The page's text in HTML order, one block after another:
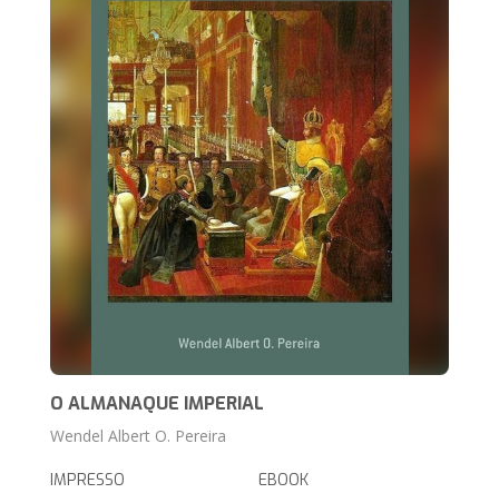
O ALMANAQUE IMPERIAL
Wendel Albert O. Pereira
IMPRESSO EBOOK